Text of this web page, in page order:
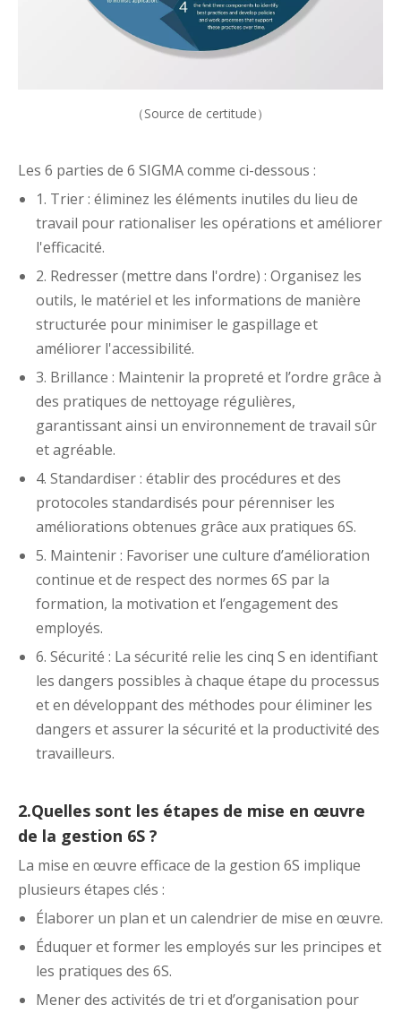
（Source de certitude）
Les 6 parties de 6 SIGMA comme ci-dessous :
1. Trier : éliminez les éléments inutiles du lieu de
travail pour rationaliser les opérations et améliorer
l'efficacité.
2. Redresser (mettre dans l'ordre) : Organisez les
outils, le matériel et les informations de manière
structurée pour minimiser le gaspillage et
améliorer l'accessibilité.
3. Brillance : Maintenir la propreté et l’ordre grâce à
des pratiques de nettoyage régulières,
garantissant ainsi un environnement de travail sûr
et agréable.
4. Standardiser : établir des procédures et des
protocoles standardisés pour pérenniser les
améliorations obtenues grâce aux pratiques 6S.
5. Maintenir : Favoriser une culture d’amélioration
continue et de respect des normes 6S par la
formation, la motivation et l’engagement des
employés.
6. Sécurité : La sécurité relie les cinq S en identifiant
les dangers possibles à chaque étape du processus
et en développant des méthodes pour éliminer les
dangers et assurer la sécurité et la productivité des
travailleurs.
2.Quelles sont les étapes de mise en œuvre
de la gestion 6S ?
La mise en œuvre efficace de la gestion 6S implique
plusieurs étapes clés :
Élaborer un plan et un calendrier de mise en œuvre.
Éduquer et former les employés sur les principes et
les pratiques des 6S.
Mener des activités de tri et d’organisation pour